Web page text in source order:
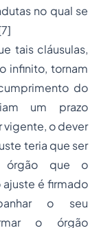
no qual se
tais cláusulas,
infinito, tornam
do
um prazo
vigente, o dever
teria que ser
órgão que o
ajuste é firmado
o seu
o órgão